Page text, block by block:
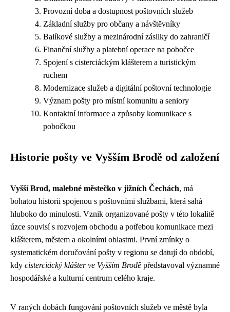
Provozní doba a dostupnost poštovních služeb
Základní služby pro občany a návštěvníky
Balíkové služby a mezinárodní zásilky do zahraničí
Finanční služby a platební operace na pobočce
Spojení s cisterciáckým klášterem a turistickým
ruchem
Modernizace služeb a digitální poštovní technologie
Význam pošty pro místní komunitu a seniory
Kontaktní informace a způsoby komunikace s
pobočkou
Historie pošty ve Vyšším Brodě od založení
Vyšší Brod, malebné městečko v jižních Čechách, má
bohatou historii spojenou s poštovními službami, která sahá
hluboko do minulosti. Vznik organizované pošty v této lokalitě
úzce souvisí s rozvojem obchodu a potřebou komunikace mezi
klášterem, městem a okolními oblastmi. První zmínky o
systematickém doručování pošty v regionu se datují do období,
kdy cisterciácký klášter ve Vyšším Brodě představoval významné
hospodářské a kulturní centrum celého kraje.
V raných dobách fungování poštovních služeb ve městě byla